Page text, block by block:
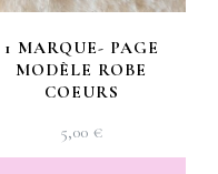
1 MARQUE- PAGE
MODÈLE ROBE
COEURS
5,00 €